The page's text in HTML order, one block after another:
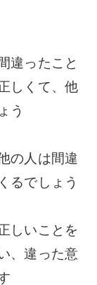
違ったこと
しくて、他
う
の人は間違
るでしょう
しいことを
、違った意